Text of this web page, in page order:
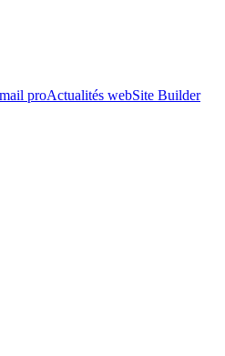
proActualités webSite Builder